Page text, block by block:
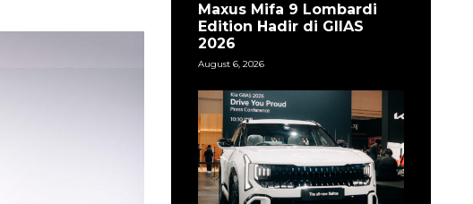
Maxus Mifa 9 Lombardi
Edition Hadir di GIIAS
2026
August 6, 2026